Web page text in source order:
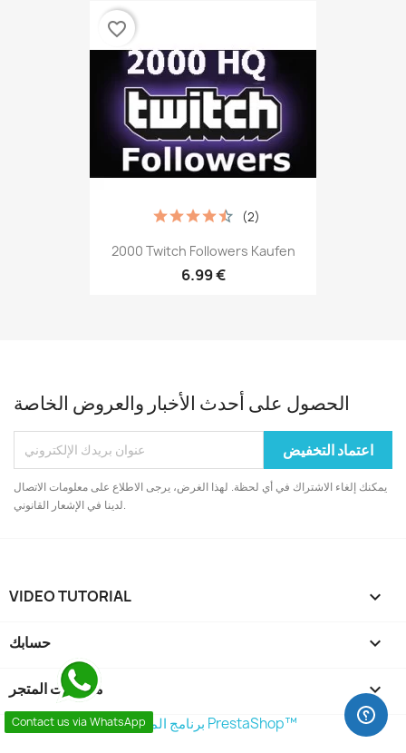
2000 Twitch Followers Kaufen
6.99 €
(2)
favorite_border
الحصول على أحدث الأخبار والعروض الخاصة
يمكنك إلغاء الاشتراك في أي لحظة. لهذا الغرض، يرجى الاطلاع على معلومات الاتصال
لدينا في الإشعار القانوني.
VIDEO TUTORIAL 
حسابك 
معلومات المتجر keyboard_arrow_down
Contact us via WhatsApp © 2026 - برنامج المتجر من طرف PrestaShop™